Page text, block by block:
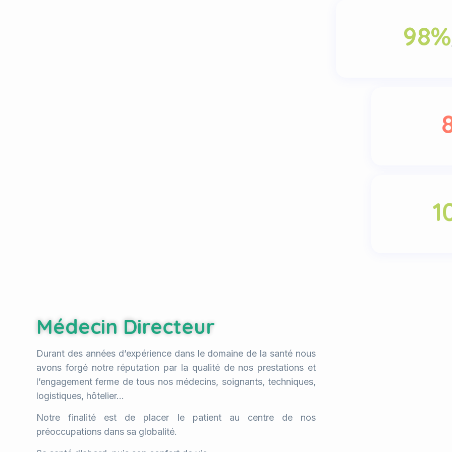
98%
Médecin Directeur
Durant des années d’expérience dans le domaine de la santé nous
avons forgé notre réputation par la qualité de nos prestations et
l’engagement ferme de tous nos médecins, soignants, techniques,
logistiques, hôtelier…
Notre finalité est de placer le patient au centre de nos
préoccupations dans sa globalité.